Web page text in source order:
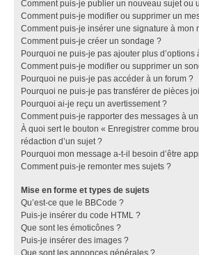
Comment puis-je publier un nouveau sujet ou
Comment puis-je modifier ou supprimer un
Comment puis-je insérer une signature à mon
Comment puis-je créer un sondage ?
Pourquoi ne puis-je pas ajouter plus d’options
Comment puis-je modifier ou supprimer un
Pourquoi ne puis-je pas accéder à un forum ?
Pourquoi ne puis-je pas transférer de pièces
Pourquoi ai-je reçu un avertissement ?
Comment puis-je rapporter des messages à
À quoi sert le bouton « Enregistrer comme
rédaction d’un sujet ?
Pourquoi mon message a-t-il besoin d’être
Comment puis-je remonter mes sujets ?
Mise en forme et types de sujets
Qu’est-ce que le BBCode ?
Puis-je insérer du code HTML ?
Que sont les émoticônes ?
Puis-je insérer des images ?
Que sont les annonces générales ?